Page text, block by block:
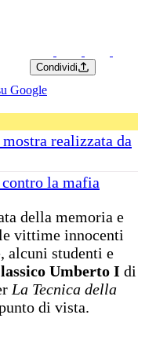
Condividi
Google
realizzata da
la mafia
della memoria e
vittime innocenti
alcuni studenti e
Umberto I di
La Tecnica della
di vista.